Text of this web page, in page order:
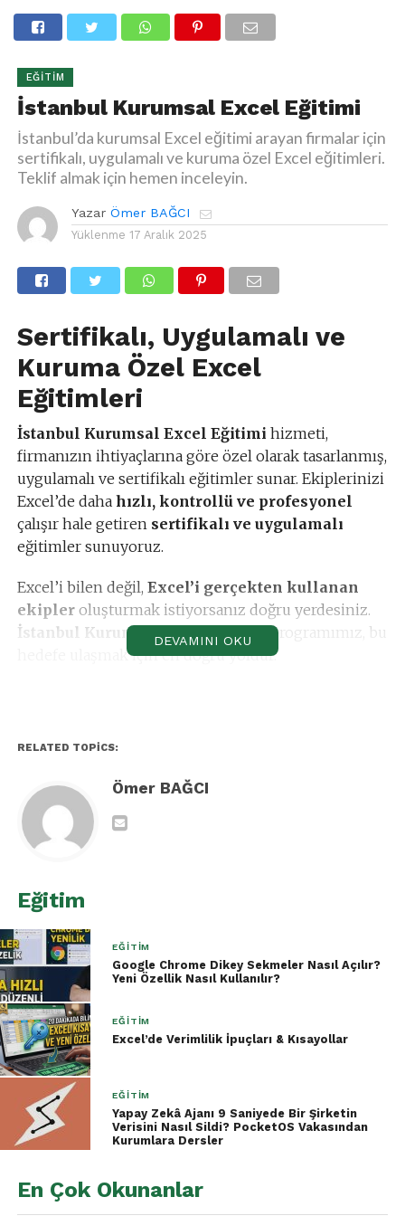
EĞITIM
İstanbul Kurumsal Excel Eğitimi
İstanbul’da kurumsal Excel eğitimi arayan firmalar için
sertifikalı, uygulamalı ve kuruma özel Excel eğitimleri.
Teklif almak için hemen inceleyin.
Yazar Ömer BAĞCI
Yüklenme 17 Aralık 2025
Sertifikalı, Uygulamalı ve
Kuruma Özel Excel
Eğitimleri
İstanbul Kurumsal Excel Eğitimi hizmeti,
firmanızın ihtiyaçlarına göre özel olarak tasarlanmış,
uygulamalı ve sertifikalı eğitimler sunar. Ekiplerinizi
Excel’de daha hızlı, kontrollü ve profesyonel
çalışır hale getiren sertifikalı ve uygulamalı
eğitimler sunuyoruz.
Excel’i bilen değil, Excel’i gerçekten kullanan
ekipleroluşturmak istiyorsanız doğru yerdesiniz.
İstanbul Kurumsal Excel Eğitimi
programımız, bu
hedefe ulaşmak için en doğru yoldur.
verimsiz çalışmaktadır:
Raporlar gereğinden uzun sürede
Hatalar son aşamada fark ediliyor
yöntemlerle yapılıyor
Excel potansiyelinin çok küçük bir
kısmı kullanılıyor
Kurumsal Excel eğitimi, bu sorunları tek bir yapı
altında çözer ve ekiplerin aynı dili konuşmasını
sağlar. İstanbul’daki firmalar için sunduğumuz
İstanbul Kurumsal Excel Eğitimi
çalışanlarınızın günlük iş süreçlerini hızlandırır ve
hataları minimize eder.
İstanbul Kurumsal Excel
DEVAMINI OKU
RELATED TOPICS:
Ömer BAĞCI
Eğitim
EĞITIM
Google Chrome Dikey Sekmeler Nasıl Açılır?
Yeni Özellik Nasıl Kullanılır?
EĞITIM
Excel’de Verimlilik İpuçları & Kısayollar
EĞITIM
Yapay Zekâ Ajanı 9 Saniyede Bir Şirketin
Verisini Nasıl Sildi? PocketOS Vakasından
Kurumlara Dersler
En Çok Okunanlar